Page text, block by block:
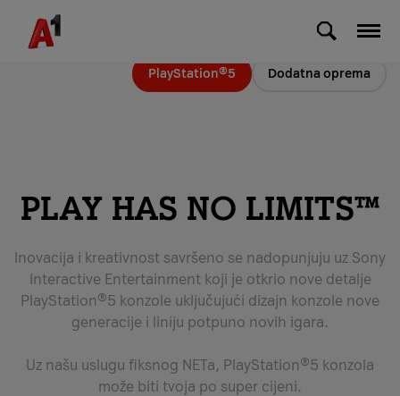
Skip to Main Content
PlayStation®5 Dodatna oprema
PLAY HAS NO LIMITS™
Inovacija i kreativnost savršeno se nadopunjuju uz Sony
Interactive Entertainment koji je otkrio nove detalje
PlayStation®5 konzole uključujući dizajn konzole nove
generacije i liniju potpuno novih igara.
Uz našu uslugu fiksnog NETa, PlayStation®5 konzola
može biti tvoja po super cijeni.